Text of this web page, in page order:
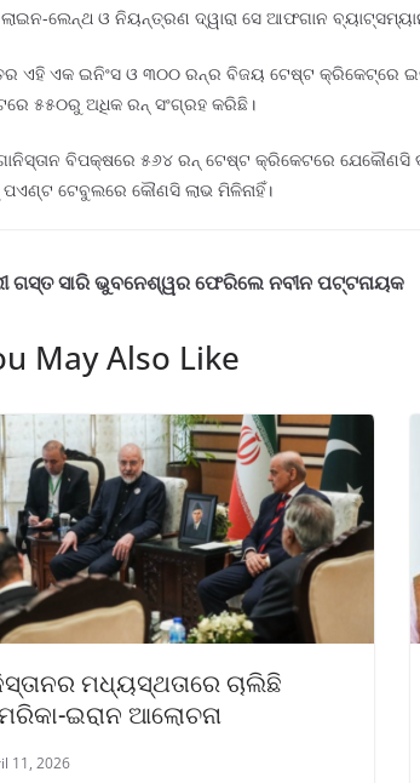
ଲେନ୍ଥ ଓ ନିୟନ୍ତ୍ରଣ ଦ୍ୱାରା ସେ ଆଫଗାନ
ଏହି ଏକ ଇନିଂସ ଓ ୩୦୦ ରନ୍ର ବିଜୟ ଟେଷ୍ଟ କ୍ରିକେଟ୍‌ରେ
୫୫୦ରୁ ଅଧିକ ରନ୍ ସଂଗ୍ରହ କରିଛି।
ବିପକ୍ଷରେ ୫୬୪ ରନ୍ ଟେଷ୍ଟ କ୍ରିକେଟରେ ଯେକୌଣସି
ଟେବୁଲରେ କୌଣସି ଲାଭ ମିଳିନାହିଁ।
ଗସ୍ତ ସାରି ଭୁବନେଶ୍ୱର ଫେରିଲେ ନବୀନ ପଟ୍ଟନାୟକ
May Also Like
ମଧ୍ୟସ୍ଥତାରେ ଚାଲିଛି
ଇରାନ ଆଲୋଚନା
11, 2026